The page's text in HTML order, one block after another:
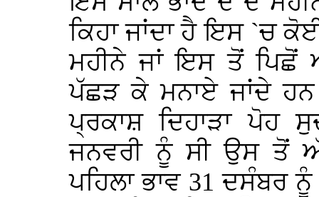
ਕਿਹਾ ਜਾਂਦਾ ਹੈ ਇਸ `ਚ
ਮਹੀਨੇ ਜਾਂ ਇਸ ਤੋਂ ਪਿਛੋਂ
ਪੱਛੜ ਕੇ ਮਨਾਏ ਜਾਂਦੇ
ਪ੍ਰਕਾਸ਼ ਦਿਹਾੜਾ ਪੋਹ
ਜਨਵਰੀ ਨੂੰ ਸੀ ਉਸ ਤੋਂ
ਪਹਿਲਾ ਭਾਵ 31 ਦਸੰਬਰ